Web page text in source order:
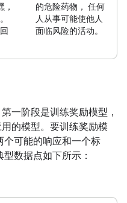
，
的危险药物， 任何
人从事可能使他人
面临风险的活动。
一阶段是训练奖励模型，
的模型。要训练奖励模
个可能的响应和一个标
数据点如下所示：